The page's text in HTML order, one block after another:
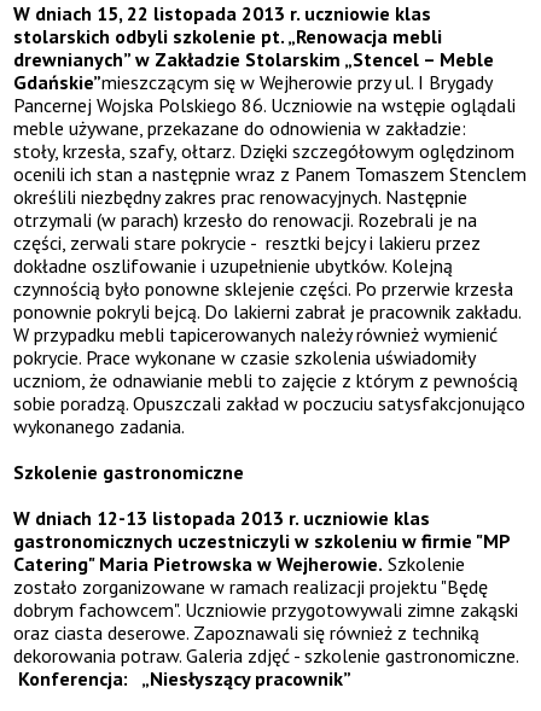
W dniach 15, 22 listopada 2013 r. uczniowie klas
stolarskich odbyli szkolenie pt. „Renowacja mebli
drewnianych” w Zakładzie Stolarskim „Stencel – Meble
Gdańskie”mieszczącym się w Wejherowie przy ul. I Brygady
Pancernej Wojska Polskiego 86. Uczniowie na wstępie oglądali
meble używane, przekazane do odnowienia w zakładzie:
stoły, krzesła, szafy, ołtarz. Dzięki szczegółowym oględzinom
ocenili ich stan a następnie wraz z Panem Tomaszem Stenclem
określili niezbędny zakres prac renowacyjnych. Następnie
otrzymali (w parach) krzesło do renowacji. Rozebrali je na
części, zerwali stare pokrycie - resztki bejcy i lakieru przez
dokładne oszlifowanie i uzupełnienie ubytków. Kolejną
czynnością było ponowne sklejenie części. Po przerwie krzesła
ponownie pokryli bejcą. Do lakierni zabrał je pracownik zakładu.
W przypadku mebli tapicerowanych należy również wymienić
pokrycie. Prace wykonane w czasie szkolenia uświadomiły
uczniom, że odnawianie mebli to zajęcie z którym z pewnością
sobie poradzą. Opuszczali zakład w poczuciu satysfakcjonująco
wykonanego zadania.
Szkolenie gastronomiczne
W dniach 12-13 listopada 2013 r. uczniowie klas
gastronomicznych uczestniczyli w szkoleniu w firmie "MP
Catering" Maria Pietrowska w Wejherowie. Szkolenie
zostało zorganizowane w ramach realizacji projektu "Będę
dobrym fachowcem". Uczniowie przygotowywali zimne zakąski
oraz ciasta deserowe. Zapoznawali się również z techniką
dekorowania potraw. Galeria zdjęć - szkolenie gastronomiczne.
Konferencja: „Niesłyszący pracownik”